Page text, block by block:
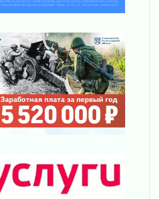
Ленобласти 30 июля
сухая погода
трассе «Кола» полностью
в ночь на 31 июля
района
область на
Отечества» для
в Выборге